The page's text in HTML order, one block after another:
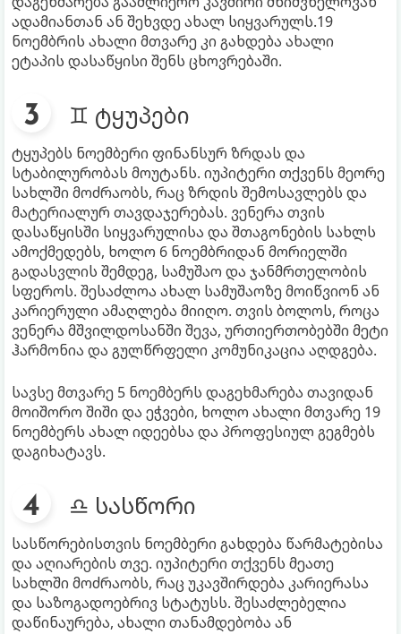
ადამიანთან ან შეხვდე ახალ სიყვარულს.19
ნოემბრის ახალი მთვარე კი გახდება ახალი
ეტაპის დასაწყისი შენს ცხოვრებაში.
♊ ტყუპები
ტყუპებს ნოემბერი ფინანსურ ზრდას და
სტაბილურობას მოუტანს. იუპიტერი თქვენს მეორე
სახლში მოძრაობს, რაც ზრდის შემოსავლებს და
მატერიალურ თავდაჯერებას. ვენერა თვის
დასაწყისში სიყვარულისა და შთაგონების სახლს
ამოქმედებს, ხოლო 6 ნოემბრიდან მორიელში
გადასვლის შემდეგ, სამუშაო და ჯანმრთელობის
სფეროს. შესაძლოა ახალ სამუშაოზე მოიწვიონ ან
კარიერული ამაღლება მიიღო. თვის ბოლოს, როცა
ვენერა მშვილდოსანში შევა, ურთიერთობებში მეტი
ჰარმონია და გულწრფელი კომუნიკაცია აღდგება.
სავსე მთვარე 5 ნოემბერს დაგეხმარება თავიდან
მოიშორო შიში და ეჭვები, ხოლო ახალი მთვარე 19
ნოემბერს ახალ იდეებსა და პროფესიულ გეგმებს
დაგიხატავს.
♎ სასწორი
სასწორებისთვის ნოემბერი გახდება წარმატებისა
და აღიარების თვე. იუპიტერი თქვენს მეათე
სახლში მოძრაობს, რაც უკავშირდება კარიერასა
და საზოგადოებრივ სტატუსს. შესაძლებელია
დაწინაურება, ახალი თანამდებობა ან